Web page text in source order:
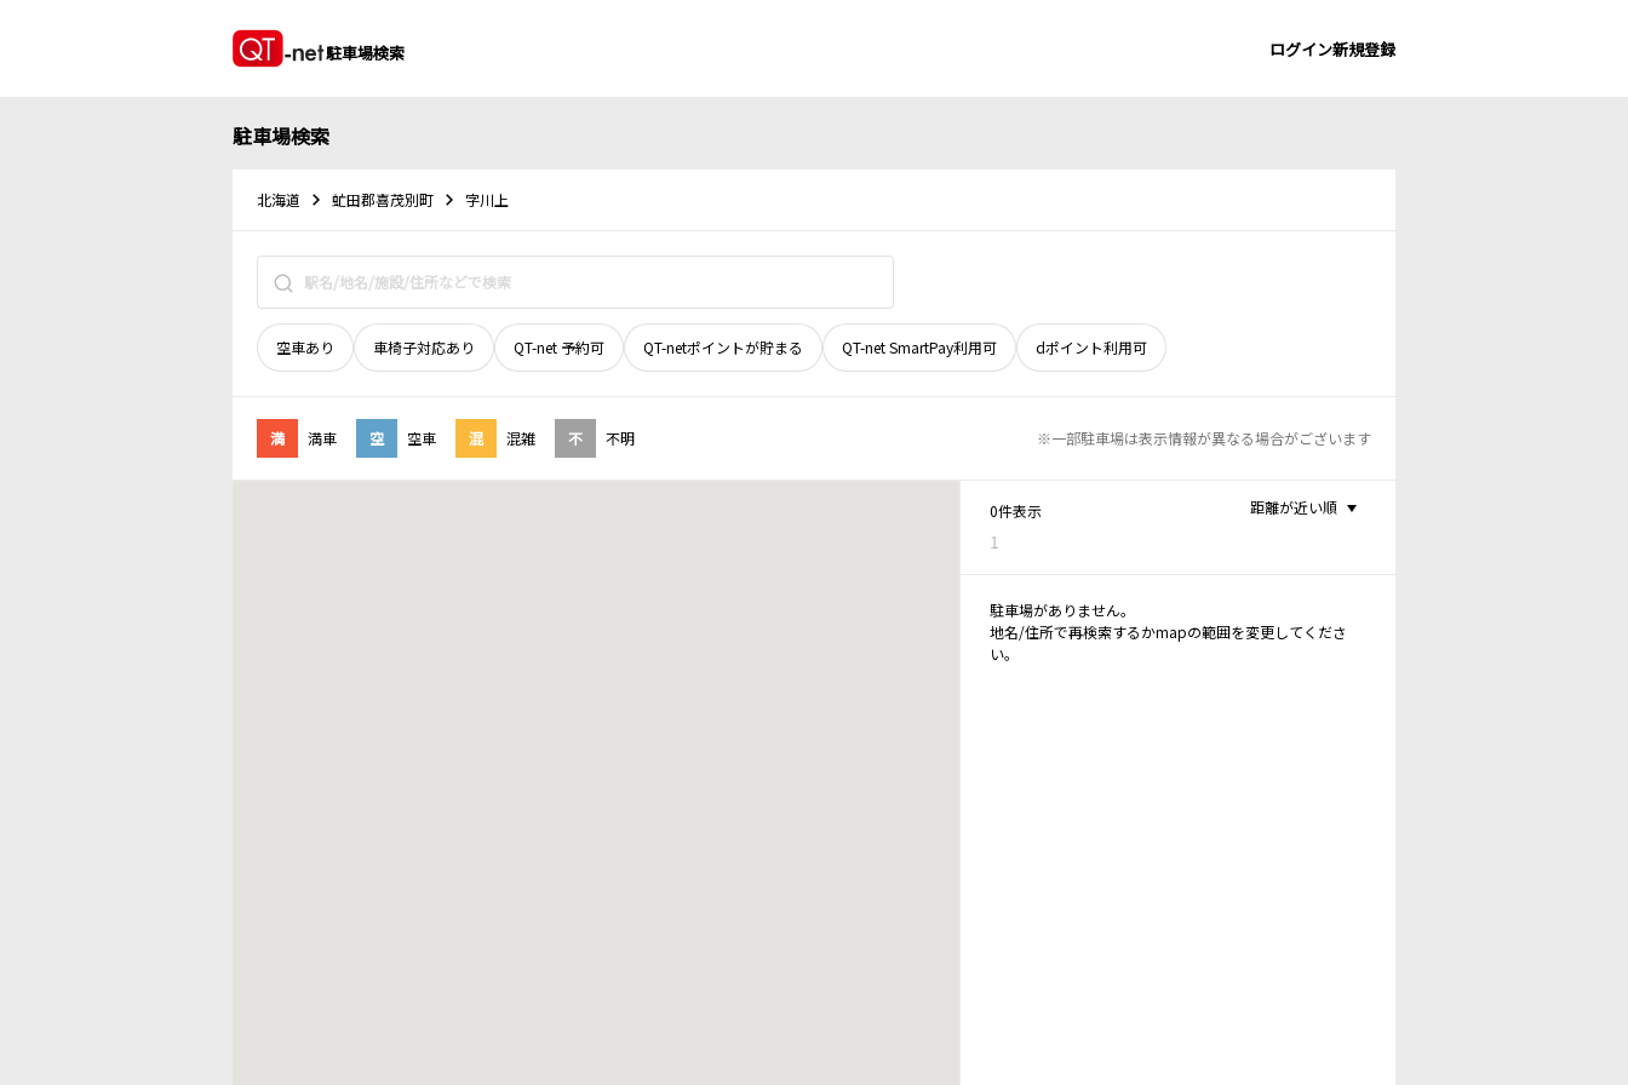
駐車場検索 ログイン新規登録
駐車場検索
北海道 虻田郡喜茂別町 字川上
空車あり 車椅子対応あり QT-net 予約可 QT-netポイントが貯まる QT-net SmartPay利用可 dポイント利用可
満 満車 空 空車 混 混雑 不 不明 ※一部駐車場は表示情報が異なる場合がございます
0件表示
1
距離が近い順
駐車場がありません。
地名/住所で再検索するかmapの範囲を変更してくださ
い。